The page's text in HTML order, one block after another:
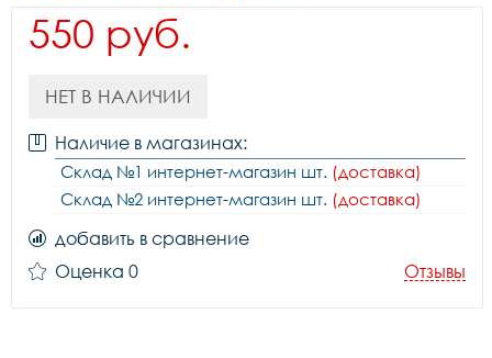
550 руб.
НЕТ В НАЛИЧИИ
Наличие в магазинах:
Склад №1 интернет-магазин шт. (доставка)
Склад №2 интернет-магазин шт. (доставка)
добавить в сравнение
Оценка 0
Отзывы